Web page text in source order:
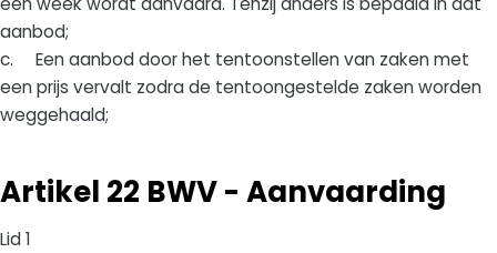
aanbod;
c. Een aanbod door het tentoonstellen van zaken met
een prijs vervalt zodra de tentoongestelde zaken worden
weggehaald;
Artikel 22 BWV - Aanvaarding
Lid 1